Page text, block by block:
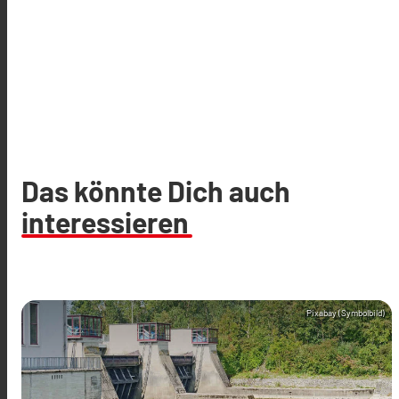
Das könnte Dich auch
interessieren
Pixabay (Symbolbild)